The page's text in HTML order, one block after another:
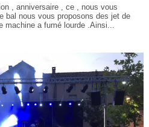
, anniversaire , ce , nous vous
bal nous vous proposons des jet de
machine a fumé lourde .Ainsi...